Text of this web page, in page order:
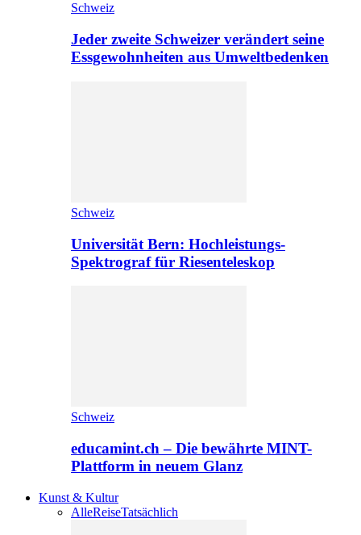
Schweiz
Jeder zweite Schweizer verändert seine
Essgewohnheiten aus Umweltbedenken
Schweiz
Universität Bern: Hochleistungs-
Spektrograf für Riesenteleskop
Schweiz
educamint.ch – Die bewährte MINT-
Plattform in neuem Glanz
Kunst & Kultur
AlleReiseTatsächlich